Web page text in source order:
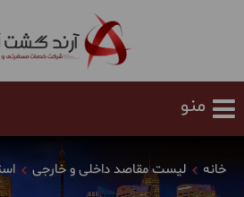
خانه لیست مقاصد داخلی و خارجی